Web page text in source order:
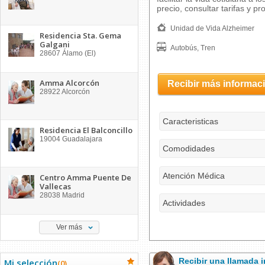
Residencia Sta. Gema
Galgani
28607 Álamo (El)
Amma Alcorcón
28922 Alcorcón
Residencia El Balconcillo
19004 Guadalajara
Centro Amma Puente De
Vallecas
28038 Madrid
Ver más
Mi selección
precio, consultar tarifas y
Unidad de Vida Alzheimer
Autobús, Tren
Recibir más
Caracteristicas
Comodidades
Atención Médica
Actividades
Recibir una llamada